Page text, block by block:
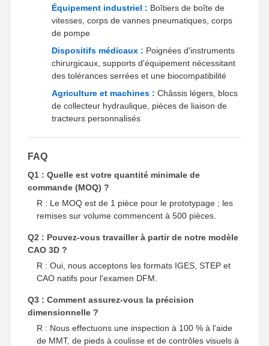
Équipement industriel : Boîtiers de boîte de
vitesses, corps de vannes pneumatiques, corps
de pompe
Dispositifs médicaux : Poignées d'instruments
chirurgicaux, supports d'équipement nécessitant
des tolérances serrées et une biocompatibilité
Agriculture et machines : Châssis légers, blocs
de collecteur hydraulique, pièces de liaison de
tracteurs personnalisés
FAQ
Q1 : Quelle est votre quantité minimale de
commande (MOQ) ?
R : Le MOQ est de 1 pièce pour le prototypage ; les
remises sur volume commencent à 500 pièces.
Q2 : Pouvez-vous travailler à partir de notre modèle
CAO 3D ?
R : Oui, nous acceptons les formats IGES, STEP et
CAO natifs pour l'examen DFM.
Q3 : Comment assurez-vous la précision
dimensionnelle ?
R : Nous effectuons une inspection à 100 % à l'aide
de MMT, de pieds à coulisse et de contrôles visuels à